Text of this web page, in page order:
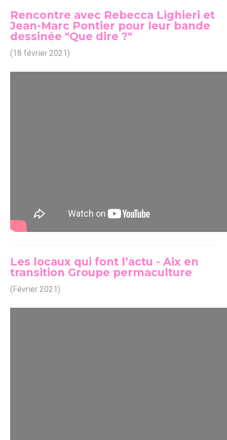
Rencontre avec Rebecca Lighieri et
Jean-Marc Pontier pour leur bande
dessinée "Que dire ?"
(18 février 2021)
Les locaux qui font l’actu - Aix en
transition Groupe permaculture
(Février 2021)